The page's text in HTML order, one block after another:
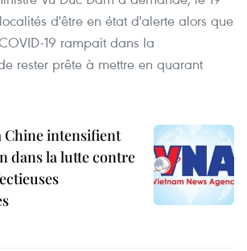
d'être en état d'alerte alors que
19 rampait dans la
rester prête à mettre en quarant
Chine intensifient
dans la lutte contre